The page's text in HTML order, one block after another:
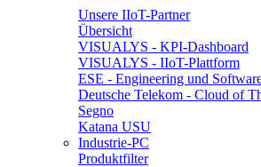
Unsere IIoT-Partner
Übersicht
VISUALYS - KPI-Dashboard
VISUALYS - IIoT-Plattform
ESE - Engineering und
Deutsche Telekom - Cloud of
Segno
Katana USU
Industrie-PC
Produktfilter